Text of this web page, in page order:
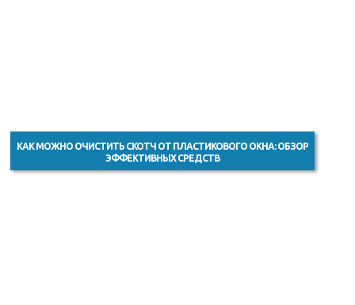
КАК МОЖНО ОЧИСТИТЬ СКОТЧ ОТ ПЛАСТИКОВОГО ОКНА: ОБЗОР
ЭФФЕКТИВНЫХ СРЕДСТВ